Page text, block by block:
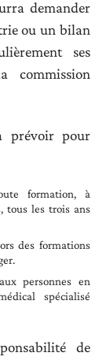
demander
ou un bilan
ses
commission
prévoir pour
formation, à
tous les trois ans
des formations
personnes en
spécialisé
de